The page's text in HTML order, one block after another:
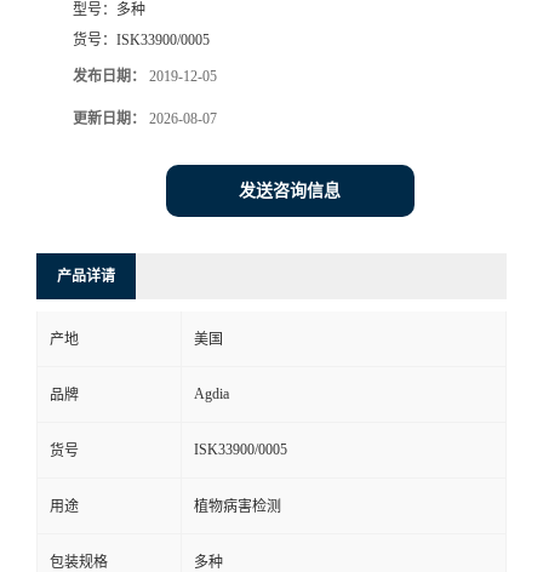
型号： 多种
货号： ISK33900/0005
发布日期： 2019-12-05
更新日期： 2026-08-07
发送咨询信息
产品详请
产地 美国
品牌 Agdia
货号 ISK33900/0005
用途 植物病害检测
包装规格 多种